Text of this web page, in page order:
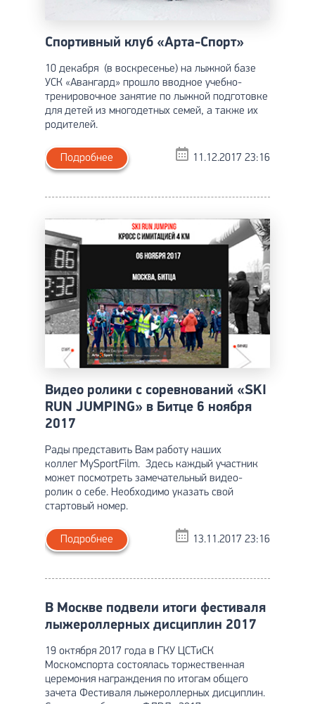
Спортивный клуб «Арта-Спорт»
10 декабря (в воскресенье) на лыжной базе
УСК «Авангард» прошло вводное учебно-
тренировочное занятие по лыжной подготовке
для детей из многодетных семей, а также их
родителей.
Подробнее 11.12.2017 23:16
Видео ролики с соревнований «SKI
RUN JUMPING» в Битце 6 ноября
2017
Рады представить Вам работу наших
коллег MySportFilm. Здесь каждый участник
может посмотреть замечательный видео-
ролик о себе. Необходимо указать свой
стартовый номер.
Подробнее 13.11.2017 23:16
В Москве подвели итоги фестиваля
лыжероллерных дисциплин 2017
19 октября 2017 года в ГКУ ЦСТиСК
Москомспорта состоялась торжественная
церемония награждения по итогам общего
зачета Фестиваля лыжероллерных дисциплин.